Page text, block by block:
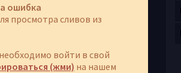
ошибка
просмотра сливов из
войти в свой
(жми) на нашем